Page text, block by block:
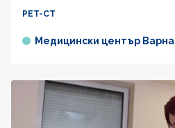
PET-CT
Медицински център Варна